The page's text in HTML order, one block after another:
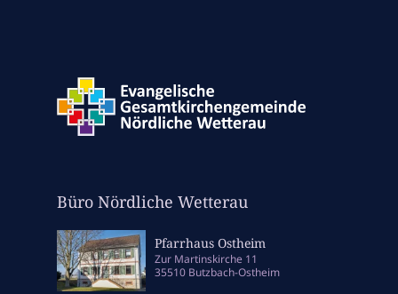
Büro Nördliche Wetterau
Pfarrhaus Ostheim
Zur Martinskirche 11
35510 Butzbach-Ostheim